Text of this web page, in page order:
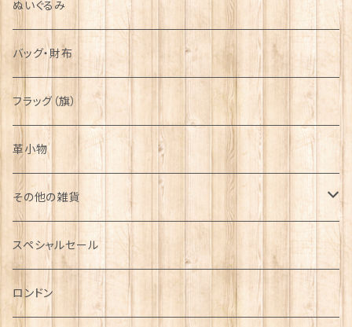
ぬいぐるみ
バッグ・財布
フラッグ（旗）
革小物
その他の雑貨
ミニカー
チャーム
スペシャルセール
ロンドン